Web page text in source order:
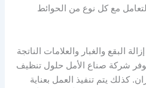
مع كل نوع من الحوائط
البقع والغبار والعلامات الناتجة
شركة صناع الأمل حلول تنظيف
كذلك يتم تنفيذ العمل بعناية